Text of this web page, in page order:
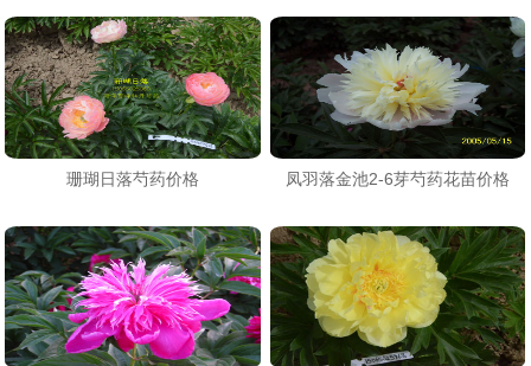
珊瑚日落芍药价格 凤羽落金池2-6芽芍药花苗价格